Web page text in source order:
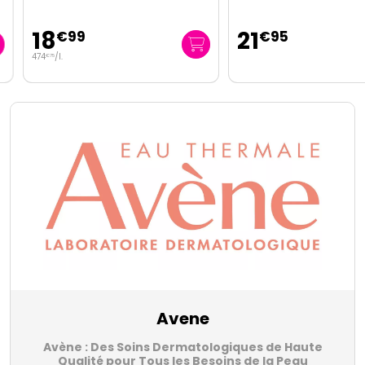
18€99
474 €75/l. 21€95
Avene
Avène : Des Soins Dermatologiques de Haute
Qualité pour Tous les Besoins de la Peau